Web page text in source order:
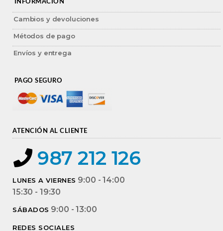
INFORMACIÓN
Cambios y devoluciones
Métodos de pago
Envíos y entrega
PAGO SEGURO
ATENCIÓN AL CLIENTE
987 212 126
LUNES A VIERNES 9:00 - 14:00
15:30 - 19:30
SÁBADOS 9:00 - 13:00
REDES SOCIALES